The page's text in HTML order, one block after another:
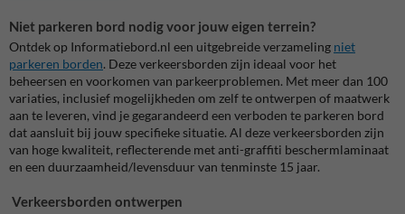
Niet parkeren bord nodig voor jouw eigen terrein?
Ontdek op Informatiebord.nl een uitgebreide verzameling niet
parkeren borden. Deze verkeersborden zijn ideaal voor het
beheersen en voorkomen van parkeerproblemen. Met meer dan 100
variaties, inclusief mogelijkheden om zelf te ontwerpen of maatwerk
aan te leveren, vind je gegarandeerd een verboden te parkeren bord
dat aansluit bij jouw specifieke situatie. Al deze verkeersborden zijn
van hoge kwaliteit, reflecterende met anti-graffiti beschermlaminaat
en een duurzaamheid/levensduur van tenminste 15 jaar.
Verkeersborden ontwerpen